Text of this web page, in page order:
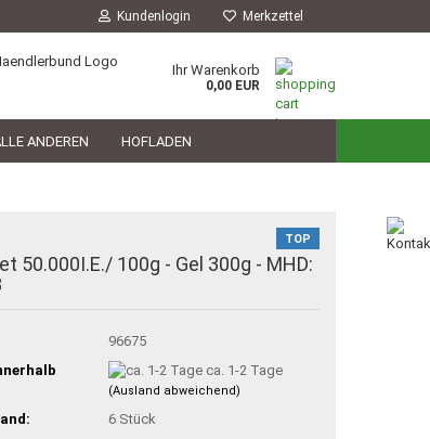
Kundenlogin Merkzettel
Ihr Warenkorb
0,00 EUR
ANDEREN HOFLADEN
TOP
50.000I.E./ 100g - Gel 300g - MHD:
96675
ca. 1-2 Tage
(Ausland abweichend)
6 Stück